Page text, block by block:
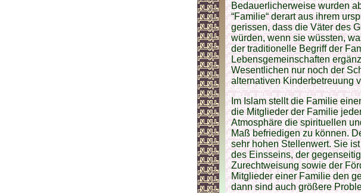
Bedauerlicherweise wurden
“Familie“ derart aus ihrem
gerissen, dass die Väter des
würden, wenn sie wüssten,
der traditionelle Begriff der
Lebensgemeinschaften
Wesentlichen nur noch der
alternativen Kinderbetreuung
Im Islam stellt die Familie
die Mitglieder der Familie
Atmosphäre die spirituellen
Maß befriedigen zu können.
sehr hohen Stellenwert. Sie
des Einsseins, der
Zurechtweisung sowie der
Mitglieder einer Familie den
dann sind auch größere